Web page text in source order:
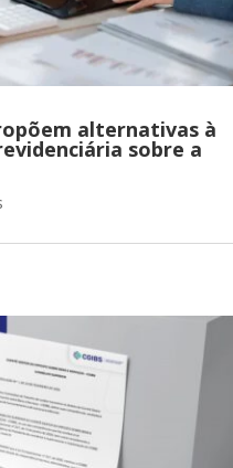
alternativas à
sobre a